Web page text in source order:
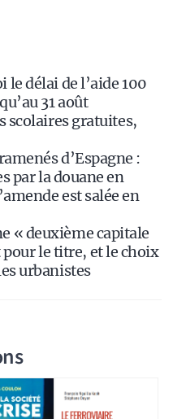
délai de l’aide 100
31 août
scolaires gratuites,
d’Espagne :
par la douane en
est salée en
« deuxième capitale
pour le titre, et le choix
urbanistes